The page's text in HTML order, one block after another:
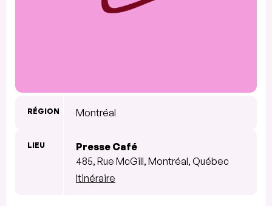
RÉGION Montréal
LIEU
Presse Café
485, Rue McGill, Montréal, Québec
Itinéraire